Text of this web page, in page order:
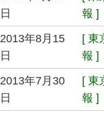
日
報 ]
2013年8月15
日
[ 東
報 ]
2013年7月30
日
[ 東
報 ]